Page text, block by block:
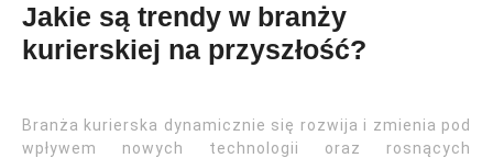
Jakie są trendy w branży
kurierskiej na przyszłość?
Branża kurierska dynamicznie się rozwija i zmienia pod
wpływem nowych technologii oraz rosnących